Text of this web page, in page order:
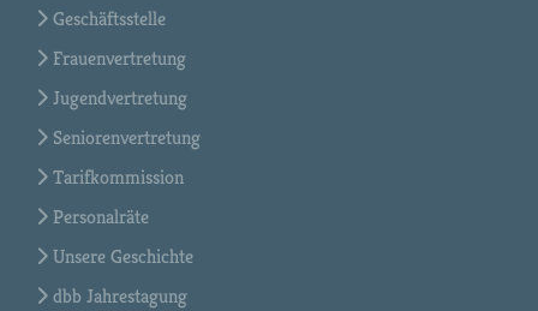
Geschäftsstelle
Frauenvertretung
Jugendvertretung
Seniorenvertretung
Tarifkommission
Personalräte
Unsere Geschichte
dbb Jahrestagung